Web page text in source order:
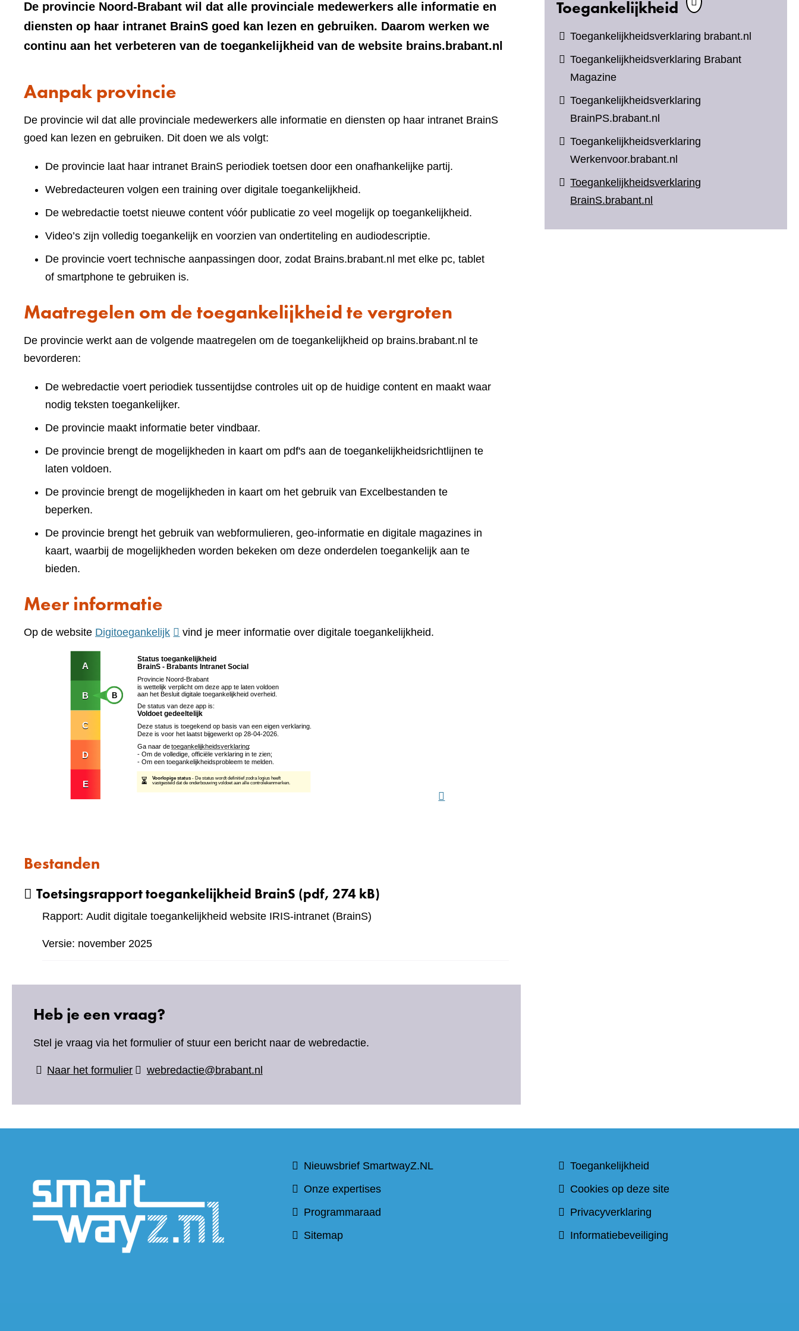
De provincie Noord-Brabant wil dat alle provinciale medewerkers alle informatie en
diensten op haar intranet BrainS goed kan lezen en gebruiken. Daarom werken we
continu aan het verbeteren van de toegankelijkheid van de website brains.brabant.nl
Aanpak provincie
De provincie wil dat alle provinciale medewerkers alle informatie en diensten op haar intranet BrainS
goed kan lezen en gebruiken. Dit doen we als volgt:
De provincie laat haar intranet BrainS periodiek toetsen door een onafhankelijke partij.
Webredacteuren volgen een training over digitale toegankelijkheid.
De webredactie toetst nieuwe content vóór publicatie zo veel mogelijk op toegankelijkheid.
Video’s zijn volledig toegankelijk en voorzien van ondertiteling en audiodescriptie.
De provincie voert technische aanpassingen door, zodat Brains.brabant.nl met elke pc, tablet
of smartphone te gebruiken is.
Maatregelen om de toegankelijkheid te vergroten
De provincie werkt aan de volgende maatregelen om de toegankelijkheid op brains.brabant.nl te
bevorderen:
De webredactie voert periodiek tussentijdse controles uit op de huidige content en maakt waar
nodig teksten toegankelijker.
De provincie maakt informatie beter vindbaar.
De provincie brengt de mogelijkheden in kaart om pdf's aan de toegankelijkheidsrichtlijnen te
laten voldoen.
De provincie brengt de mogelijkheden in kaart om het gebruik van Excelbestanden te
beperken.
De provincie brengt het gebruik van webformulieren, geo-informatie en digitale magazines in
kaart, waarbij de mogelijkheden worden bekeken om deze onderdelen toegankelijk aan te
bieden.
Meer informatie
Op de website Digitoegankelijk(verwijst
een
andere
website)
vind je meer informatie over digitale toegankelijkheid.
Bestanden
Toetsingsrapport toegankelijkheid BrainS (pdf, 274 kB)
Rapport: Audit digitale toegankelijkheid website IRIS-intranet (BrainS)
Versie: november 2025
Heb je een vraag?
Stel je vraag via het formulier of stuur een bericht naar de webredactie.
Naar het formulier(verwijst
een
webredactie@brabant.nl
Toegankelijkheid
Toegankelijkheidsverklaring brabant.nl
Toegankelijkheidsverklaring Brabant
Magazine
Toegankelijkheidsverklaring
BrainPS.brabant.nl
Toegankelijkheidsverklaring
Werkenvoor.brabant.nl
Toegankelijkheidsverklaring
BrainS.brabant.nl
Nieuwsbrief SmartwayZ.NL
Onze expertises
Programmaraad
Sitemap
Toegankelijkheid
Cookies op deze site
Privacyverklaring
Informatiebeveiliging